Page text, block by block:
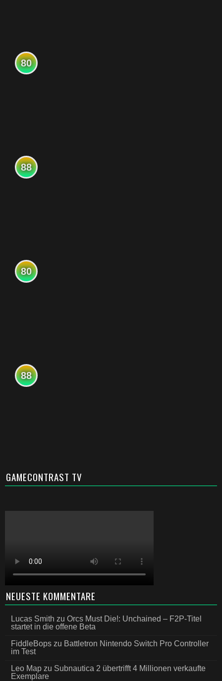
80
88
80
88
GAMECONTRAST TV
NEUESTE KOMMENTARE
Lucas Smith zu Orcs Must Die!: Unchained – F2P-Titel
startet in die offene Beta
FiddleBops zu Battletron Nintendo Switch Pro Controller
im Test
Leo Map zu Subnautica 2 übertrifft 4 Millionen verkaufte
Exemplare